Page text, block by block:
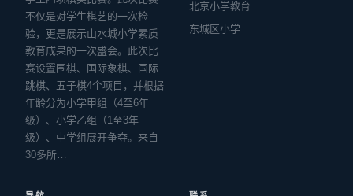
不仅是对学生棋艺的一次检
验，更是展示山水城小学素质
教育成果的一次盛会。此次比
赛设置围棋、国际象棋、国际
跳棋、五子棋4个项目，并根据
年龄分为小学甲组（4至6年
级）、小学乙组（1至3年
级）、中学组展开争夺。来自
30多所…
北京小学教育
东城区小学